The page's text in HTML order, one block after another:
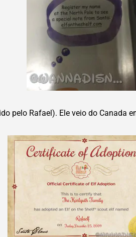
pelo Rafael). Ele veio do Canada